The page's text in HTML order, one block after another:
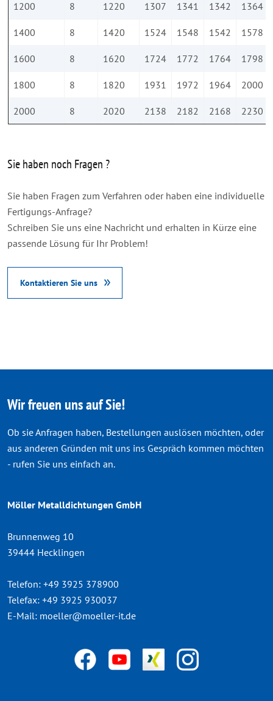
1200 8 1220 1307 1341 1342 1364
1400 8 1420 1524 1548 1542 1578
1600 8 1620 1724 1772 1764 1798
1800 8 1820 1931 1972 1964 2000
2000 8 2020 2138 2182 2168 2230
Sie haben noch Fragen ?
Sie haben Fragen zum Verfahren oder haben eine individuelle
Fertigungs-Anfrage?
Schreiben Sie uns eine Nachricht und erhalten in Kürze eine
passende Lösung für Ihr Problem!
Kontaktieren Sie uns
Wir freuen uns auf Sie!
Ob sie Anfragen haben, Bestellungen auslösen möchten, oder
aus anderen Gründen mit uns ins Gespräch kommen möchten
- rufen Sie uns einfach an.
Möller Metalldichtungen GmbH
Brunnenweg 10
39444 Hecklingen
Telefon: +49 3925 378900
Telefax: +49 3925 930037
E-Mail: moeller@moeller-it.de